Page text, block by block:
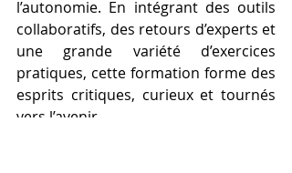
l’autonomie. En intégrant des outils
collaboratifs, des retours d’experts et
une grande variété d’exercices
pratiques, cette formation forme des
esprits critiques, curieux et tournés
vers l’avenir.